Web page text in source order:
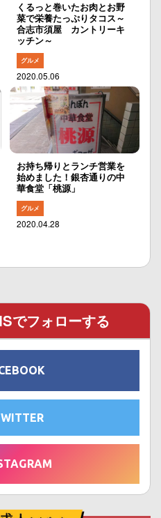
くるっと巻いたお肉とお野
菜で栄養たっぷりタコス～
合志市須屋 カントリーキ
ッチン～
グルメ
2020.05.06
お持ち帰りとランチ営業を
始めました！銀杏通りの中
華食堂「桃源」
グルメ
2020.04.28
でフォローする